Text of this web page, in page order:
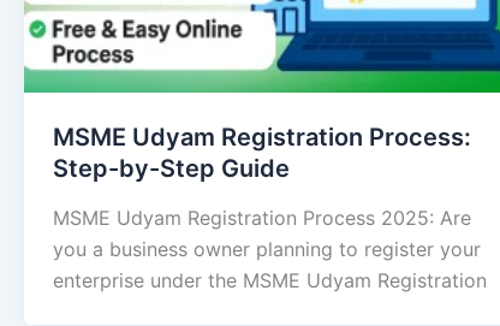
MSME Udyam Registration Process:
Step-by-Step Guide
MSME Udyam Registration Process 2025: Are
you a business owner planning to register your
enterprise under the MSME Udyam Registration